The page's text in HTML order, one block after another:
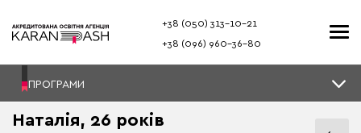
+38 (050) 313–10-21
+38 (096) 960–36-80
ПРОГРАМИ
Наталія, 26 років